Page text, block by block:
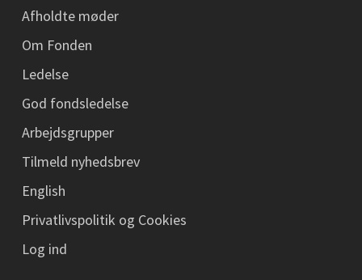
Afholdte møder
Om Fonden
Ledelse
God fondsledelse
Arbejdsgrupper
Tilmeld nyhedsbrev
English
Privatlivspolitik og Cookies
Log ind